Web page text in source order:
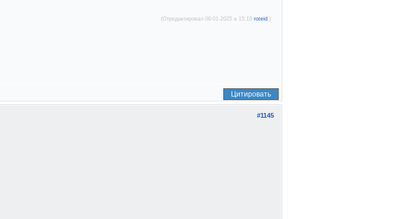
(Отредактировал 09-01-2025 в 15:19 roteid .)
Цитировать
#1145